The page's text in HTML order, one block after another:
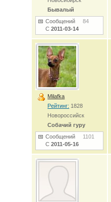
Бывалый
Сообщений84
С2011-03-14
Milafka
Рейтинг: 1828
Новороссийск
Собачий гуру
Сообщений 1101
С2011-05-16